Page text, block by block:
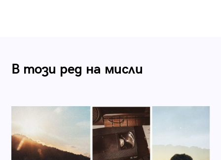
В този ред на мисли